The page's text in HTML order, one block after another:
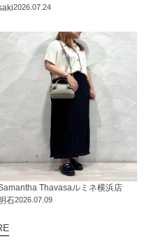
2026.07.24
2026.07.09
Thavasaルミネ横浜店
石